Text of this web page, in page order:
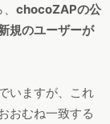
chocoZAPの公
規のユーザーが
いますが、これ
おむね一致する